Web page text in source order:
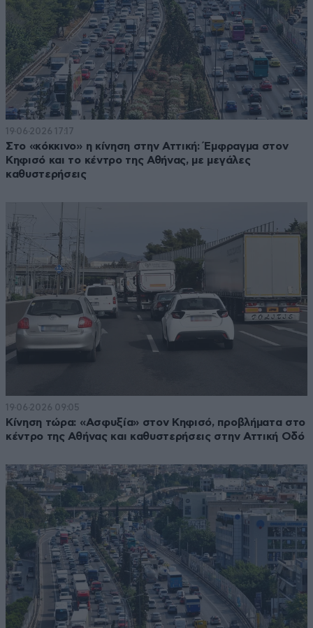
19·06·2026 17:17
Στο «κόκκινο» η κίνηση στην Αττική: Έμφραγμα στον
Κηφισό και το κέντρο της Αθήνας, με μεγάλες
καθυστερήσεις
19·06·2026 09:05
Κίνηση τώρα: «Ασφυξία» στον Κηφισό, προβλήματα στο
κέντρο της Αθήνας και καθυστερήσεις στην Αττική Οδό